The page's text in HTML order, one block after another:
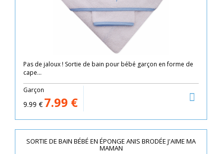
Pas de jaloux ! Sortie de bain pour bébé garçon en forme de
cape...
Garçon
9.99 € 7.99 €
SORTIE DE BAIN BÉBÉ EN ÉPONGE ANIS BRODÉE J'AIME MA
MAMAN